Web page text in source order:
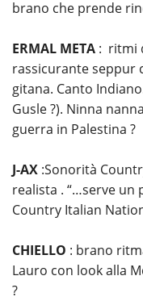
brano che prende
ERMAL META : ritmi
rassicurante seppur
gitana. Canto
Gusle ?). Ninna
guerra in Palestina ?
J-AX :Sonorità
realista . “…serve un
Country Italian
CHIELLO : brano
Lauro con look alla
?